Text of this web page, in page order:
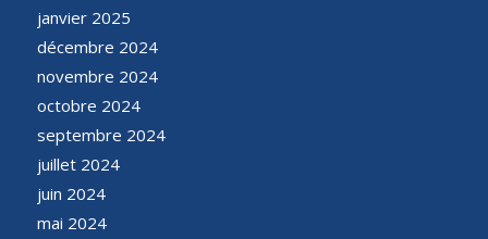
janvier 2025
décembre 2024
novembre 2024
octobre 2024
septembre 2024
juillet 2024
juin 2024
mai 2024